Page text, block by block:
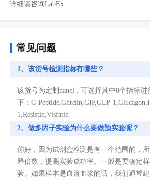
详细请咨询LabEx
常见问题
1、该货号检测指标有哪些？
该货号为定制panel，可选择其中8个指标
下：C-Peptide,Ghrelin,GIP,GLP-
1,Resistin,Visfatin
2、做多因子实验为什么要做预实验呢？
你好，因为试剂盒检测是有一个范围的，
释倍数，提高实验成功率。一般是要确定
验。如果样本是血清血浆的话，我们通常